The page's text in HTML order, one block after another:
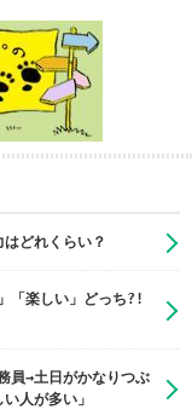
どれくらい？
「楽しい」どっち?!
員→土日がかなりつぶ
人が多い」